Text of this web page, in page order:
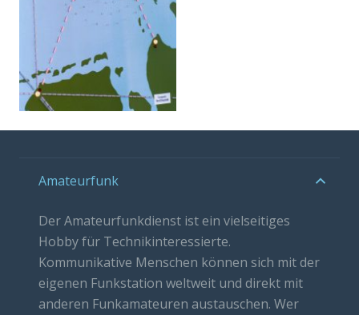
Amateurfunk
Der Amateurfunkdienst ist ein vielseitiges
Hobby für Technikinteressierte.
Kommunikative Menschen können sich mit der
eigenen Funkstation weltweit und direkt mit
anderen Funkamateuren austauschen. Wer